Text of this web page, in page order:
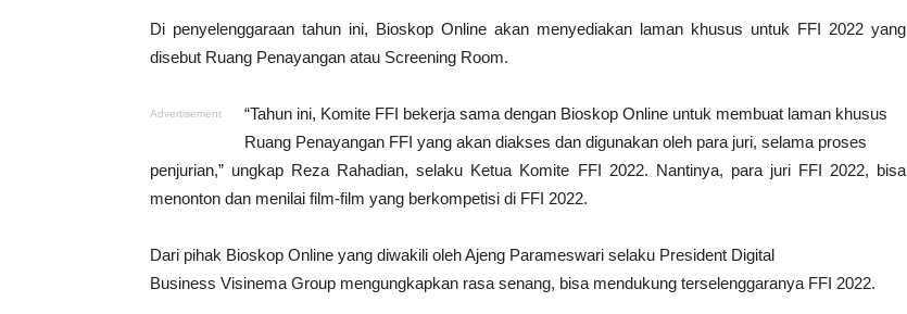
Di penyelenggaraan tahun ini, Bioskop Online akan menyediakan laman khusus untuk FFI 2022 yang
disebut Ruang Penayangan atau Screening Room.
Advertisement
“Tahun ini, Komite FFI bekerja sama dengan Bioskop Online untuk membuat laman khusus
Ruang Penayangan FFI yang akan diakses dan digunakan oleh para juri, selama proses
penjurian,” ungkap Reza Rahadian, selaku Ketua Komite FFI 2022. Nantinya, para juri FFI 2022, bisa
menonton dan menilai film-film yang berkompetisi di FFI 2022.
Dari pihak Bioskop Online yang diwakili oleh Ajeng Parameswari selaku President Digital
Business Visinema Group mengungkapkan rasa senang, bisa mendukung terselenggaranya FFI 2022.